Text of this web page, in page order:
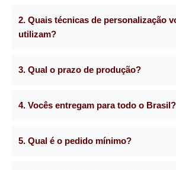
2. Quais técnicas de personalização
utilizam?
3. Qual o prazo de produção?
4. Vocês entregam para todo o Brasil?
5. Qual é o pedido mínimo?